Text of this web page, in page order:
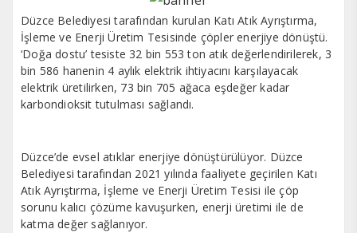
Düzce Belediyesi tarafından kurulan Katı Atık Ayrıştırma,
İşleme ve Enerji Üretim Tesisinde çöpler enerjiye dönüştü.
‘Doğa dostu’ tesiste 32 bin 553 ton atık değerlendirilerek, 3
bin 586 hanenin 4 aylık elektrik ihtiyacını karşılayacak
elektrik üretilirken, 73 bin 705 ağaca eşdeğer kadar
karbondioksit tutulması sağlandı.
Düzce’de evsel atıklar enerjiye dönüştürülüyor. Düzce
Belediyesi tarafından 2021 yılında faaliyete geçirilen Katı
Atık Ayrıştırma, İşleme ve Enerji Üretim Tesisi ile çöp
sorunu kalıcı çözüme kavuşurken, enerji üretimi ile de
katma değer sağlanıyor.